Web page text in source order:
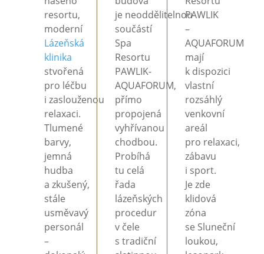
resortu,
moderní
Lázeňská
klinika
stvořená
pro léčbu
i zaslouženou
relaxaci.
Tlumené
barvy,
jemná
hudba
a zkušený,
stále
usměvavý
personál
–
je neoddělitelnou
součástí
Spa
Resortu
PAWLIK-
AQUAFORUM,
přímo
propojená
vyhřívanou
chodbou.
Probíhá
tu celá
řada
lázeňských
procedur
v čele
s tradiční
PAWLIK
–
AQUAFORUM
mají
k dispozici
vlastní
rozsáhlý
venkovní
areál
pro relaxaci,
zábavu
i sport.
Je zde
klidová
zóna
se Sluneční
loukou,